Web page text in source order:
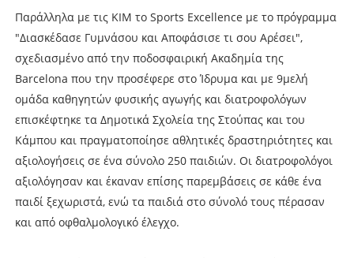
Παράλληλα με τις ΚΙΜ το Sports Excellence με το πρόγραμμα
"Διασκέδασε Γυμνάσου και Αποφάσισε τι σου Αρέσει",
σχεδιασμένο από την ποδοσφαιρική Ακαδημία της
Barcelona που την προσέφερε στο Ίδρυμα και με 9μελή
ομάδα καθηγητών φυσικής αγωγής και διατροφολόγων
επισκέφτηκε τα Δημοτικά Σχολεία της Στούπας και του
Κάμπου και πραγματοποίησε αθλητικές δραστηριότητες και
αξιολογήσεις σε ένα σύνολο 250 παιδιών. Οι διατροφολόγοι
αξιολόγησαν και έκαναν επίσης παρεμβάσεις σε κάθε ένα
παιδί ξεχωριστά, ενώ τα παιδιά στο σύνολό τους πέρασαν
και από οφθαλμολογικό έλεγχο.